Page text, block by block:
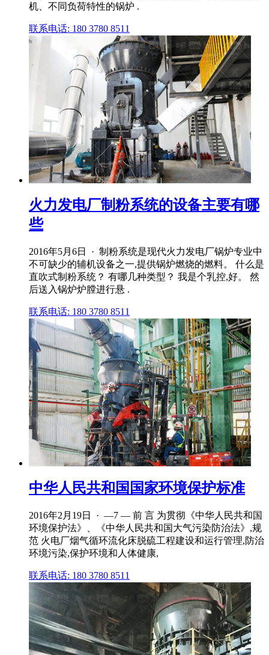
机、不同负荷特性的锅炉 .
联系电话: 180 3780 8511
火力发电厂制粉系统的设备主要有哪
些
2016年5月6日 · 制粉系统是现代火力发电厂锅炉专业中
不可缺少的辅机设备之一,提供锅炉燃烧的燃料。 什么是
直吹式制粉系统？ 有哪几种类型？ 我是个乳控,好。 然
后送入锅炉炉膛进行悬 .
联系电话: 180 3780 8511
中华人民共和国国家环境保护标准
2016年2月19日 · —7 — 前 言 为贯彻《中华人民共和国
环境保护法》、《中华人民共和国大气污染防治法》,规
范 火电厂烟气循环流化床脱硫工程建设和运行管理,防治
环境污染,保护环境和人体健康,
联系电话: 180 3780 8511